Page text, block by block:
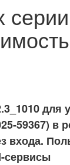
для
59367) в
входа.
сервисы